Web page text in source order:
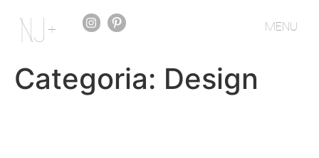
MENU
Categoria: Design